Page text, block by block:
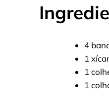
4
1
1
1